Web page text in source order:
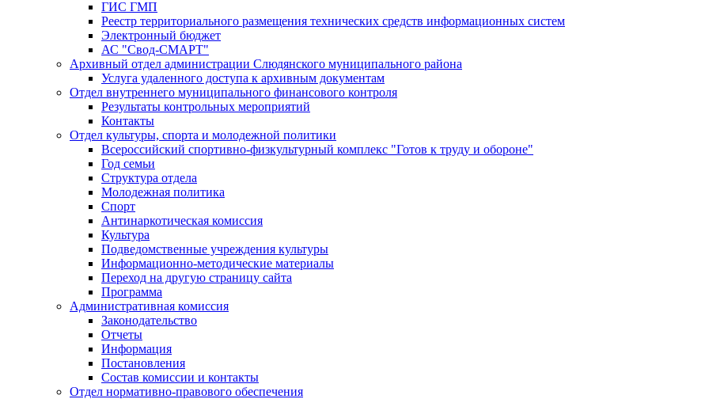
ГИС ГМП
Реестр территориального размещения технических средств информационных систем
Электронный бюджет
АС "Свод-СМАРТ"
Архивный отдел администрации Слюдянского муниципального района
Услуга удаленного доступа к архивным документам
Отдел внутреннего муниципального финансового контроля
Результаты контрольных мероприятий
Контакты
Отдел культуры, спорта и молодежной политики
Всероссийский спортивно-физкультурный комплекс "Готов к труду и обороне"
Год семьи
Структура отдела
Молодежная политика
Спорт
Антинаркотическая комиссия
Культура
Подведомственные учреждения культуры
Информационно-методические материалы
Переход на другую страницу сайта
Программа
Административная комиссия
Законодательство
Отчеты
Информация
Постановления
Состав комиссии и контакты
Отдел нормативно-правового обеспечения